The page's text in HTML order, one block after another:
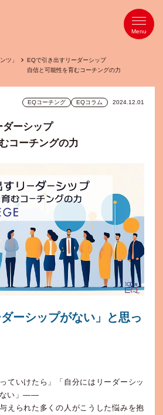
ツ」
EQで引き出すリーダーシップ
自信と可能性を育むコーチングの力
EQコーチング EQコラム 2024.12.01
ダーシップ
コーチングの力
ダーシップがない」と思っ
ていけたら」「自分にはリーダーシッ
ない」——
えられた多くの人がこうした悩みを抱